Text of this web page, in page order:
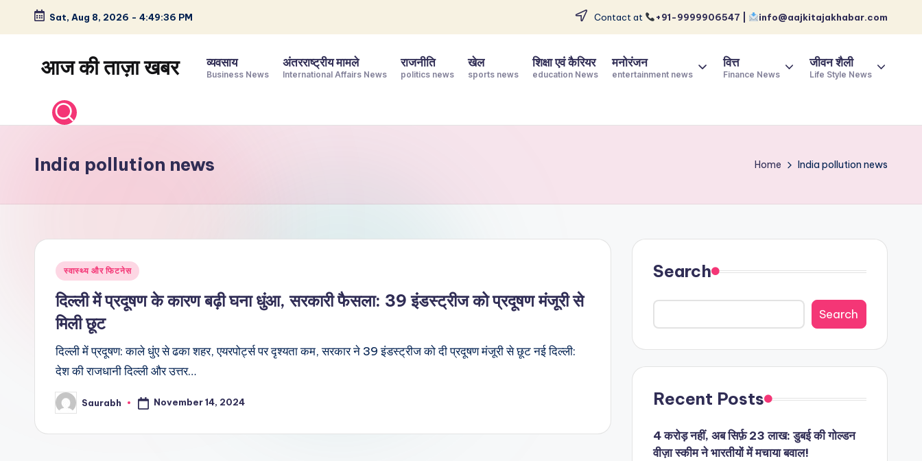
Skip
content
Sat, Aug 8, 2026 - 4:49:37 PM Contact at +91-9999906547 | info@aajkitajakhabar.com
आज की ताज़ा खबर
समाचार
–
और
विश्व
व्यवसाय
Business News
अंतरराष्ट्रीय मामले
International Affairs News
राजनीति
politics news
खेल
sports news
शिक्षा एवं कैरियर
education News
मनोरंजन
entertainment news
वित्त
Finance News
जीवन शैली
Life Style News
India pollution news Home India pollution news
Posted
in
स्वास्थ्य और फिटनेस
दिल्ली में प्रदूषण के कारण बढ़ी घना धुंआ, सरकारी फैसला: 39 इंडस्ट्रीज को प्रदूषण मंजूरी से
मिली छूट
दिल्ली में प्रदूषण: काले धुंए से ढका शहर, एयरपोर्ट्स पर दृश्यता कम, सरकार ने 39 इंडस्ट्रीज को दी प्रदूषण मंजूरी से छूट नई दिल्ली:
देश की राजधानी दिल्ली और उत्तर…
Posted
by
Saurabh November 14, 2024
Search
Search
Recent Posts
4 करोड़ नहीं, अब सिर्फ़ 23 लाख: डुबई की गोल्डन
वीज़ा स्कीम ने भारतीयों में मचाया बवाल!